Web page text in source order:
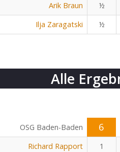
Arik Braun ½
Ilja Zaragatski ½
Alle
OSG Baden-Baden 6
Richard Rapport 1